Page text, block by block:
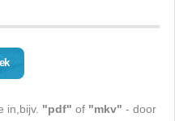
in,bijv. "pdf" of "mkv" - door